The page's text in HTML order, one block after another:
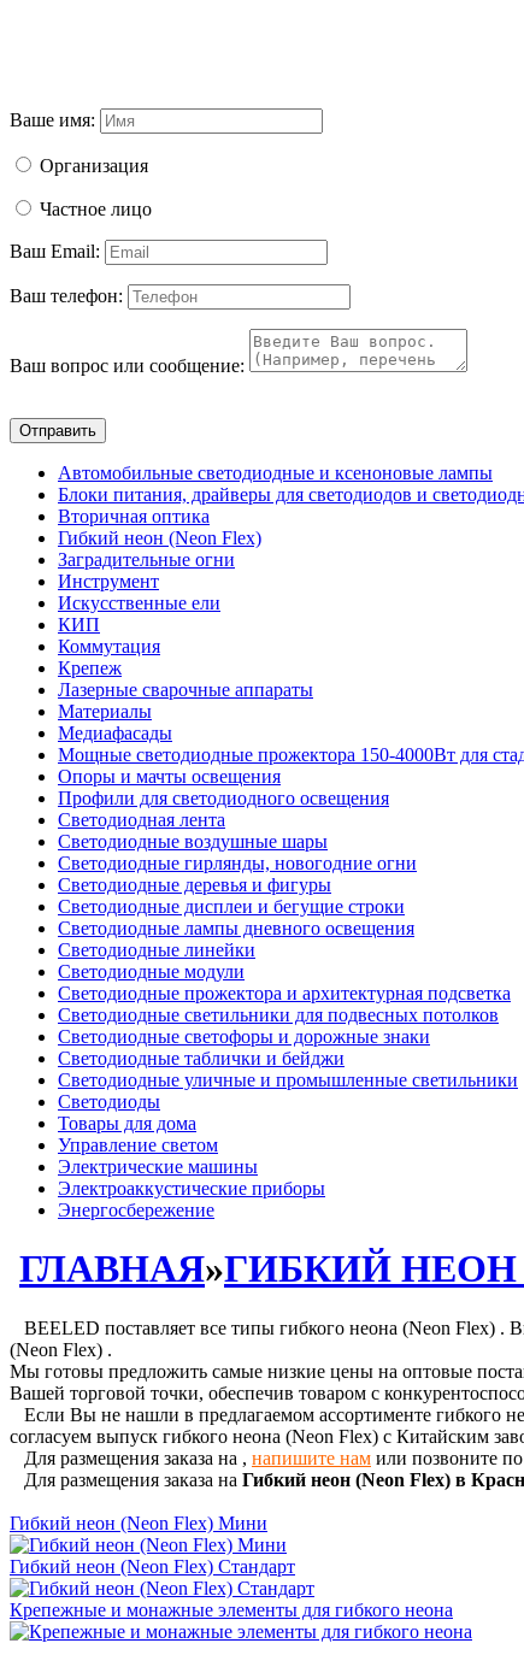
Ваше имя:
Организация
Частное лицо
Ваш Email:
Ваш телефон:
Ваш вопрос или сообщение:
Отправить
Автомобильные светодиодные и ксеноновые лампы
Блоки питания, драйверы для светодиодов и
Вторичная оптика
Гибкий неон (Neon Flex)
Заградительные огни
Инструмент
Искусственные ели
КИП
Коммутация
Крепеж
Лазерные сварочные аппараты
Материалы
Медиафасады
Мощные светодиодные прожектора 150-4000Вт для
Опоры и мачты освещения
Профили для светодиодного освещения
Светодиодная лента
Светодиодные воздушные шары
Светодиодные гирлянды, новогодние огни
Светодиодные деревья и фигуры
Светодиодные дисплеи и бегущие строки
Светодиодные лампы дневного освещения
Светодиодные линейки
Светодиодные модули
Светодиодные прожектора и архитектурная подсветка
Светодиодные светильники для подвесных потолков
Светодиодные светофоры и дорожные знаки
Светодиодные таблички и бейджи
Светодиодные уличные и промышленные светильники
Светодиоды
Товары для дома
Управление светом
Электрические машины
Электроаккустические приборы
Энергосбережение
ГЛАВНАЯ»ГИБКИЙ НЕОН
BEELED поставляет все типы гибкого неона (Neon Flex) .
(Neon Flex) .
Мы готовы предложить самые низкие цены на оптовые
Вашей торговой точки, обеспечив товаром с
Если Вы не нашли в предлагаемом ассортименте гибкого
согласуем выпуск гибкого неона (Neon Flex) с Китайским
Для размещения заказа на , напишите нам или позвоните
Для размещения заказа на Гибкий неон (Neon Flex) в
Гибкий неон (Neon Flex) Мини
Гибкий неон (Neon Flex) Стандарт
Крепежные и монажные элементы для гибкого неона